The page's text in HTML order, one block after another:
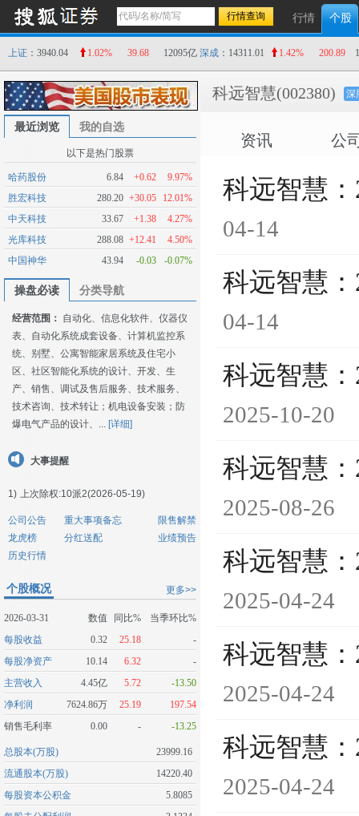
行情 个股
上证 ：3940.04 1.02% 39.68 12095亿 深成 ：14311.01 1.42% 200.89
最近浏览 我的自选
以下是热门股票
哈药股份 6.84 +0.62
9.97%
胜宏科技
280.20 +30.05
12.01%
中天科技
33.67 +1.38
4.27%
光库科技
288.08 +12.41
4.50%
中国神华
43.94 -0.03 -0.07%
操盘必读 分类导航
经营范围： 自动化、信息化软件、仪器仪
表、自动化系统成套设备、计算机监控系
统、别墅、公寓智能家居系统及住宅小
区、社区智能化系统的设计、开发、生
产、销售、调试及售后服务、技术服务、
技术咨询、技术转让；机电设备安装；防
爆电气产品的设计、... [详细]
大事提醒
1) 上次除权:10派2(2026-05-19)
公司公告 重大事项备忘
限售解禁
龙虎榜
分红送配
业绩预告
历史行情
更多>>
个股概况
2026-03-31 数值 同比%
当季环比%
每股收益
0.32 25.18
-
每股净资产
10.14 6.32
-
主营收入
4.45亿 5.72
-13.50
净利润
7624.86万 25.19
197.54
销售毛利率
0.00 - -13.25
总股本(万股)
23999.16
流通股本(万股)
14220.40
每股资本公积金
5.8085
科远智慧(002380) 深
资讯 公
科远智慧
04-14
科远智慧
04-14
科远智慧
2025-10-20
科远智慧
2025-08-26
科远智慧
2025-04-24
科远智慧
2025-04-24
科远智慧
2025-04-24